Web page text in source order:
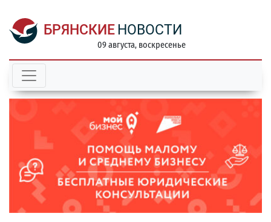
БРЯНСКИЕ НОВОСТИ
09 августа, воскресенье